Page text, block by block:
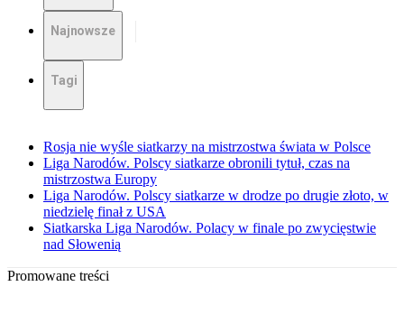
Najnowsze
Tagi
Rosja nie wyśle siatkarzy na mistrzostwa świata w Polsce
Liga Narodów. Polscy siatkarze obronili tytuł, czas na
mistrzostwa Europy
Liga Narodów. Polscy siatkarze w drodze po drugie złoto, w
niedzielę finał z USA
Siatkarska Liga Narodów. Polacy w finale po zwycięstwie
nad Słowenią
Promowane treści